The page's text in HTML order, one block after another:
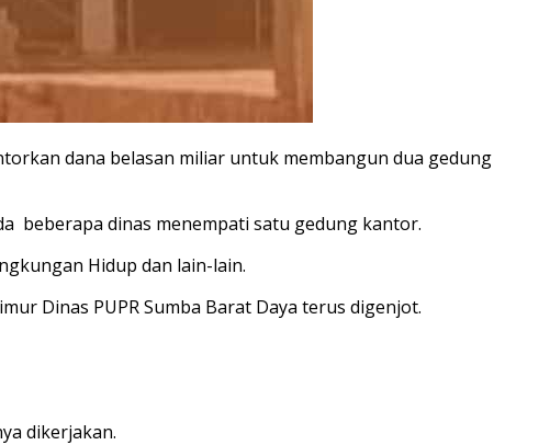
dana belasan miliar untuk membangun dua gedung
beberapa dinas menempati satu gedung kantor.
Hidup dan lain-lain.
Dinas PUPR Sumba Barat Daya terus digenjot.
dikerjakan.